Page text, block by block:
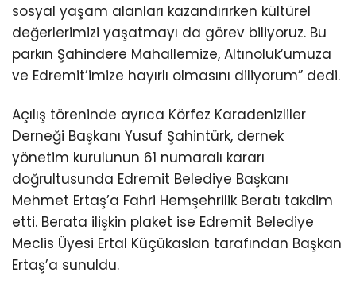
sosyal yaşam alanları kazandırırken kültürel
değerlerimizi yaşatmayı da görev biliyoruz. Bu
parkın Şahindere Mahallemize, Altınoluk’umuza
ve Edremit’imize hayırlı olmasını diliyorum” dedi.
Açılış töreninde ayrıca Körfez Karadenizliler
Derneği Başkanı Yusuf Şahintürk, dernek
yönetim kurulunun 61 numaralı kararı
doğrultusunda Edremit Belediye Başkanı
Mehmet Ertaş’a Fahri Hemşehrilik Beratı takdim
etti. Berata ilişkin plaket ise Edremit Belediye
Meclis Üyesi Ertal Küçükaslan tarafından Başkan
Ertaş’a sunuldu.